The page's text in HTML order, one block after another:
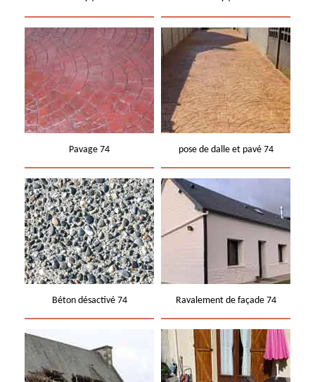
Pavage 74 pose de dalle et pavé 74
Béton désactivé 74 Ravalement de façade 74